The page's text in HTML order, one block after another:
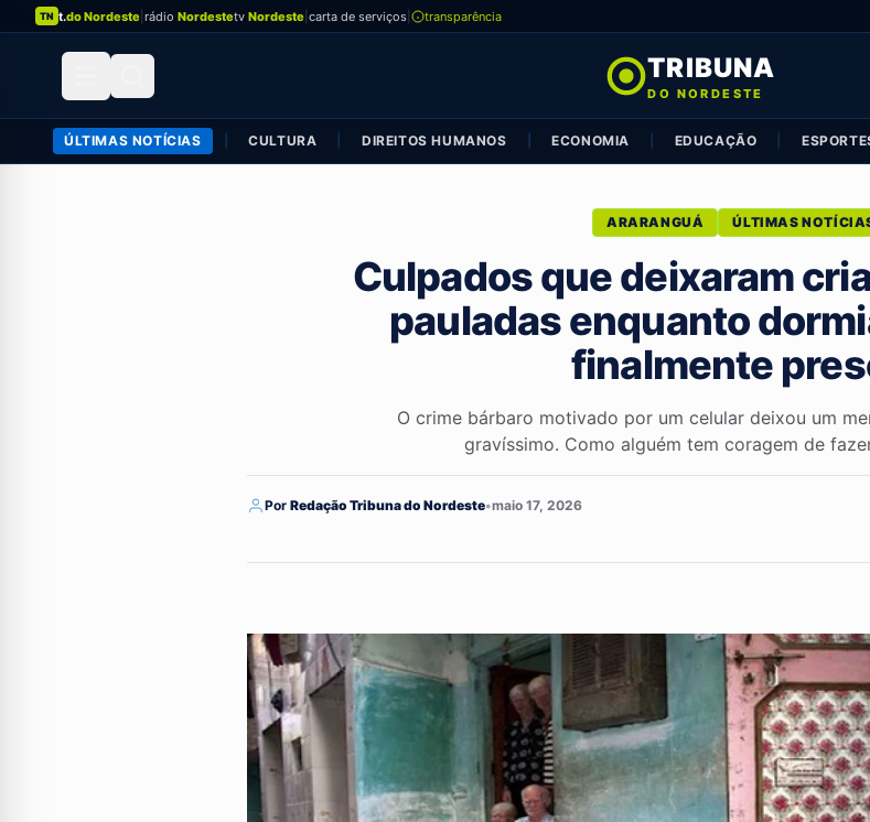
TN t.do Nordeste rádio Nordestetv Nordeste carta de serviços transparência
TRIBUNA
DO NORDESTE
ÚLTIMAS NOTÍCIAS CULTURA DIREITOS HUMANOS ECONOMIA EDUCAÇÃO
ARARANGUÁ ÚLTIMAS
Culpados que deixaram
pauladas enquanto
finalmente
O crime bárbaro motivado por um celular deixou um
gravíssimo. Como alguém tem coragem de
Por Redação Tribuna do Nordeste•maio 17, 2026